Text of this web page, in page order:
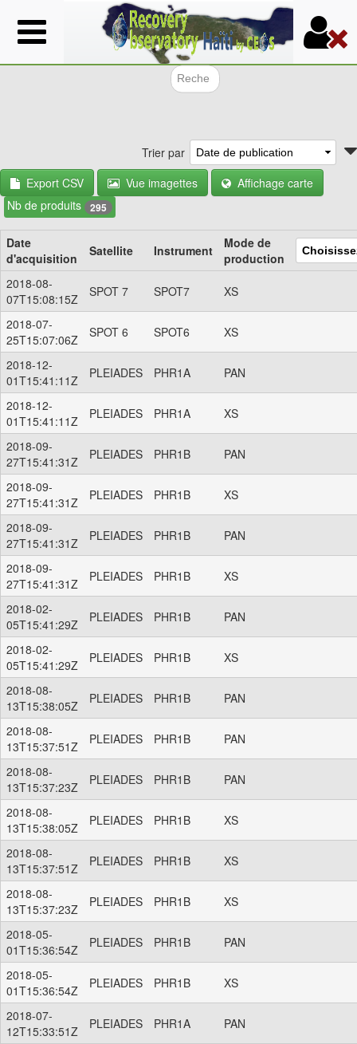
Aller
au
contenu
Trier par
Export CSV
Vue imagettes
Affichage carte
Nb de produits 295
Date
d'acquisition
Satellite Instrument
Mode de
production
2018-08-
07T15:08:15Z
SPOT 7 SPOT7 XS
2018-07-
25T15:07:06Z
SPOT 6 SPOT6 XS
2018-12-
01T15:41:11Z
PLEIADES PHR1A PAN
2018-12-
01T15:41:11Z
PLEIADES PHR1A XS
2018-09-
27T15:41:31Z
PLEIADES PHR1B PAN
2018-09-
27T15:41:31Z
PLEIADES PHR1B XS
2018-09-
27T15:41:31Z
PLEIADES PHR1B PAN
2018-09-
27T15:41:31Z
PLEIADES PHR1B XS
2018-02-
05T15:41:29Z
PLEIADES PHR1B PAN
2018-02-
05T15:41:29Z
PLEIADES PHR1B XS
2018-08-
13T15:38:05Z
PLEIADES PHR1B PAN
2018-08-
13T15:37:51Z
PLEIADES PHR1B PAN
2018-08-
13T15:37:23Z
PLEIADES PHR1B PAN
2018-08-
13T15:38:05Z
PLEIADES PHR1B XS
2018-08-
13T15:37:51Z
PLEIADES PHR1B XS
2018-08-
13T15:37:23Z
PLEIADES PHR1B XS
2018-05-
01T15:36:54Z
PLEIADES PHR1B PAN
2018-05-
01T15:36:54Z
PLEIADES PHR1B XS
2018-07-
12T15:33:51Z
PLEIADES PHR1A PAN